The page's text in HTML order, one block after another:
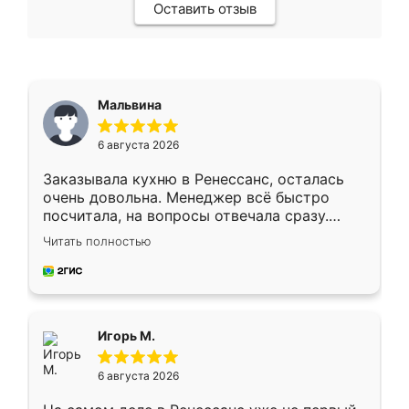
Оставить отзыв
Мальвина
6 августа 2026
Заказывала кухню в Ренессанс, осталась
очень довольна. Менеджер всё быстро
посчитала, на вопросы отвечала сразу.
Замерщик приехал в субботу, подошёл к
делу со всей ответственностью. Собрали
за день, ребята работали аккуратно, даже
Читать полностью
Игорь М.
6 августа 2026